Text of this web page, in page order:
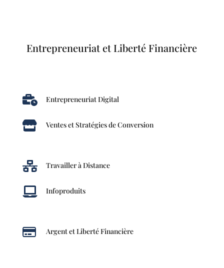
Entrepreneuriat et Liberté Financière
 Entrepreneuriat Digital
 Ventes et Stratégies de Conversion
 Travailler à Distance
 Infoproduits
 Argent et Liberté Financière